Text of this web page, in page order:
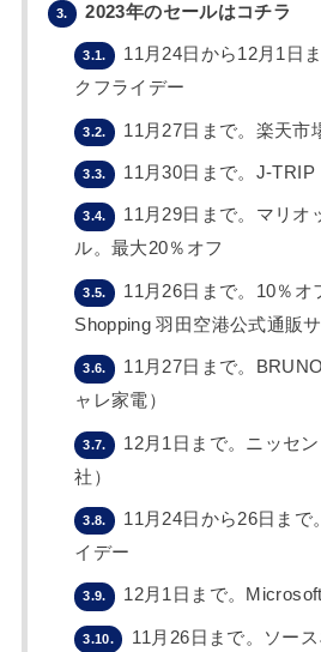
3. 2023年のセールはコチラ
3.1.
11月24日から12月1日
クフライデー
3.2. 11月27日まで。楽天市
3.3. 11月30日まで。J-
3.4.
11月29日まで。マリオ
ル。最大20％オフ
3.5.
11月26日まで。10％
Shopping 羽田空港公式通販
3.6.
11月27日まで。
ャレ家電）
3.7.
12月1日まで。ニッセ
社）
3.8.
11月24日から26日まで
イデー
3.9. 12月1日まで。Microsoft
3.10. 11月26日まで。ソー